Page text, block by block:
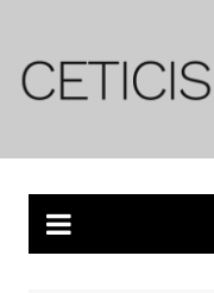
conteúdo